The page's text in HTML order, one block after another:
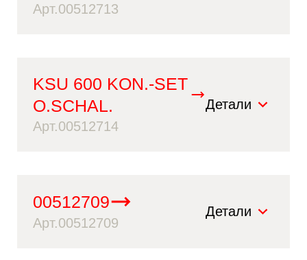
Арт.00512713
KSU 600 KON.-SET
O.SCHAL.
Арт.00512714
Детали
00512709
Арт.00512709
Детали